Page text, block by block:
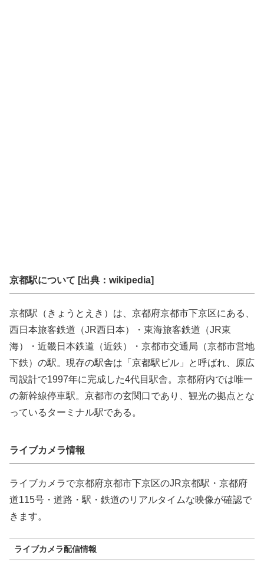
京都駅について [出典：wikipedia]
京都駅（きょうとえき）は、京都府京都市下京区にある、
西日本旅客鉄道（JR西日本）・東海旅客鉄道（JR東
海）・近畿日本鉄道（近鉄）・京都市交通局（京都市営地
下鉄）の駅。現存の駅舎は「京都駅ビル」と呼ばれ、原広
司設計で1997年に完成した4代目駅舎。京都府内では唯一
の新幹線停車駅。京都市の玄関口であり、観光の拠点とな
っているターミナル駅である。
ライブカメラ情報
ライブカメラで京都府京都市下京区のJR京都駅・京都府
道115号・道路・駅・鉄道のリアルタイムな映像が確認で
きます。
ライブカメラ配信情報